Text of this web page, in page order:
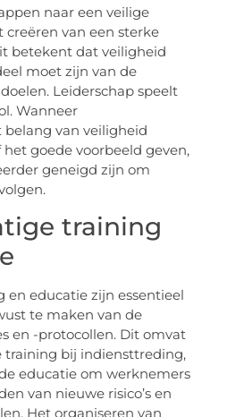
naar een veilige
van een sterke
betekent dat veiligheid
moet zijn van de
Leiderschap speelt
Wanneer
van veiligheid
goede voorbeeld geven,
geneigd zijn om
training
en educatie zijn essentieel
te maken van de
en -protocollen. Dit omvat
training bij indiensttreding,
educatie om werknemers
van nieuwe risico’s en
Het organiseren van